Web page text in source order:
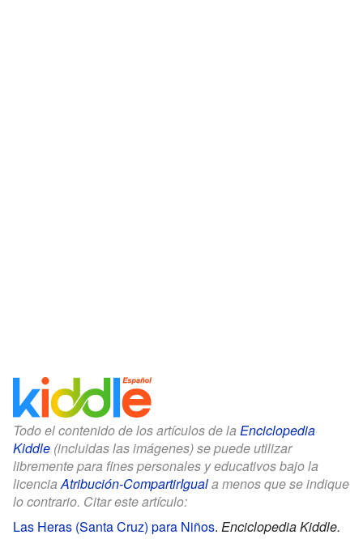
Todo el contenido de los artículos de la Enciclopedia
Kiddle (incluidas las imágenes) se puede utilizar
libremente para fines personales y educativos bajo la
licencia Atribución-CompartirIguala menos que se indique
lo contrario. Citar este artículo:
Las Heras (Santa Cruz) para Niños. Enciclopedia Kiddle.